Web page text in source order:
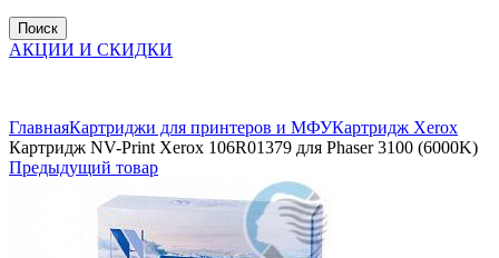
Поиск
АКЦИИ И СКИДКИ
ГлавнаяКартриджи для принтеров и МФУКартридж Xerox
Картридж NV-Print Xerox 106R01379 для Phaser 3100 (6000K)
Предыдущий товар